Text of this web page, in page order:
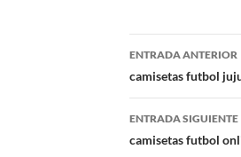
Navegación
de
entradas
ENTRADA ANTERIOR
camisetas futbol
ENTRADA SIGUIENTE
camisetas futbol